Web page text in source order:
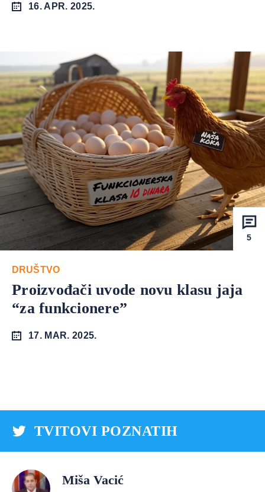
16. APR. 2025.
5
DRUŠTVO
Proizvođači uvode novu klasu jaja
“za funkcionere”
17. MAR. 2025.
TVITOVI POZNATIH
Miša Vacić